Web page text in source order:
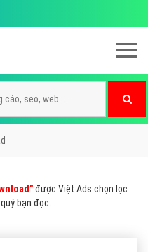
được Việt Ads chọn lọc
bạn đọc.